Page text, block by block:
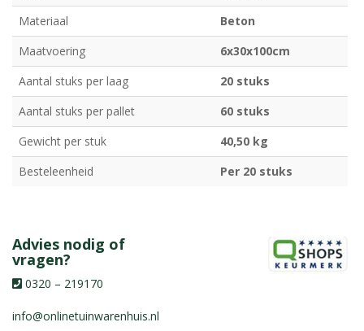
Materiaal
Beton
Maatvoering
6x30x100cm
Aantal stuks per laag
20 stuks
Aantal stuks per pallet
60 stuks
Gewicht per stuk
40,50 kg
Besteleenheid
Per 20 stuks
Advies nodig of
vragen?
0320 – 219170
info@onlinetuinwarenhuis.nl